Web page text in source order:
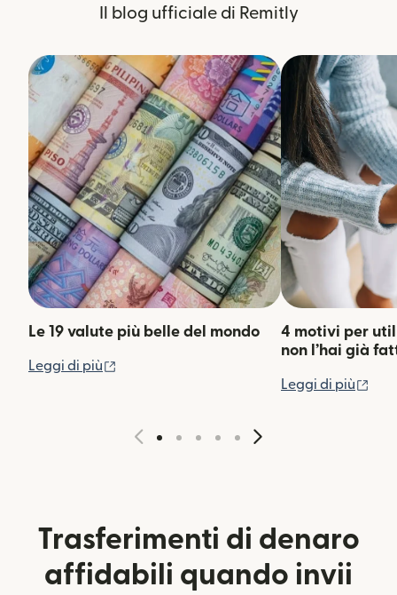
Il blog ufficiale di Remitly
Le 19 valute più belle del mondo
Leggi di più
4 motivi per
non l’hai già
Leggi di più
Trasferimenti di denaro
affidabili quando invii